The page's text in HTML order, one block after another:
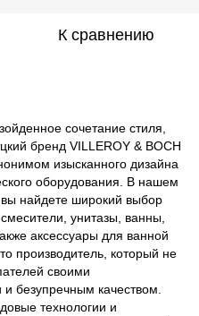
К сравнению
сочетание стиля,
бренд VILLEROY & BOCH
изысканного дизайна
оборудования. В нашем
вы найдете широкий выбор
унитазы, ванны,
аксессуары для ванной
производитель, который не
своими
безупречным качеством.
технологии и